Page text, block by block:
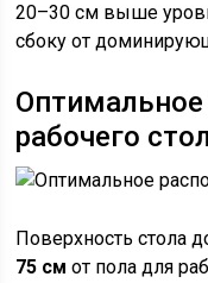
20–30 см выше
сбоку от
рабочего
Поверхность стола
75 см от пола для